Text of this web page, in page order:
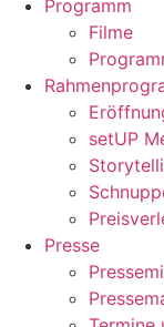
Programm
Filme
setUP
Presse